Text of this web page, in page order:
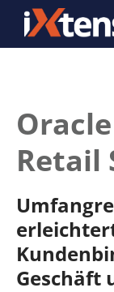
Retail
Geschäft